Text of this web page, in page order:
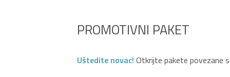
PROMOTIVNI PAKET
Uštedite novac! Otkrijte pakete povezane